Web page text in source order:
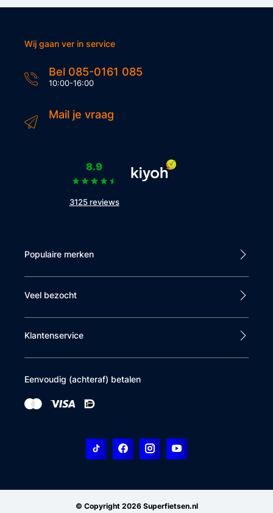
Wij gaan ver in service
Bel 085-0161 085
10:00-16:00
Mail je vraag
8.9
3125 reviews
Populaire merken
Veel bezocht
Klantenservice
Eenvoudig (achteraf) betalen
© Copyright 2026 Superfietsen.nl